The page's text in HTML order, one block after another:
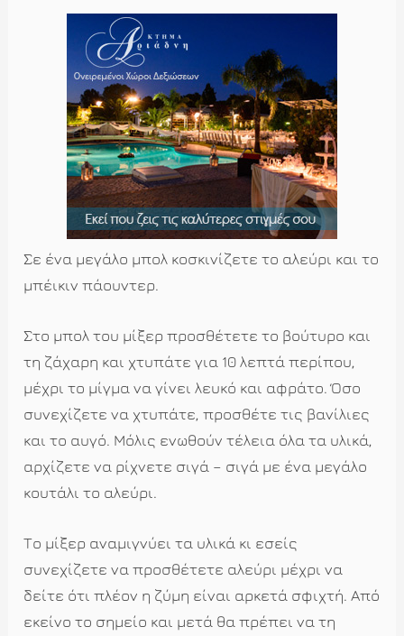
Σε ένα μεγάλο μπολ κοσκινίζετε το αλεύρι και το
μπέικιν πάουντερ.
Στο μπολ του μίξερ προσθέτετε το βούτυρο και
τη ζάχαρη και χτυπάτε για 10 λεπτά περίπου,
μέχρι το μίγμα να γίνει λευκό και αφράτο. Όσο
συνεχίζετε να χτυπάτε, προσθέτε τις βανίλιες
και το αυγό. Μόλις ενωθούν τέλεια όλα τα υλικά,
αρχίζετε να ρίχνετε σιγά – σιγά με ένα μεγάλο
κουτάλι το αλεύρι.
Το μίξερ αναμιγνύει τα υλικά κι εσείς
συνεχίζετε να προσθέτετε αλεύρι μέχρι να
δείτε ότι πλέον η ζύμη είναι αρκετά σφιχτή. Από
εκείνο το σημείο και μετά θα πρέπει να τη